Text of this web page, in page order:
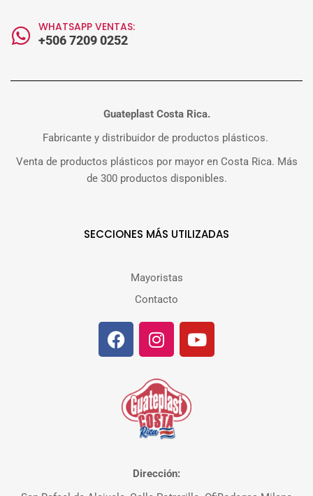
WHATSAPP VENTAS:
+506 7209 0252
Guateplast Costa Rica.
Fabricante y distribuidor de productos plásticos.
Venta de productos plásticos por mayor en Costa Rica. Más
de 300 productos disponibles.
SECCIONES MÁS UTILIZADAS
Mayoristas
Contacto
Dirección: